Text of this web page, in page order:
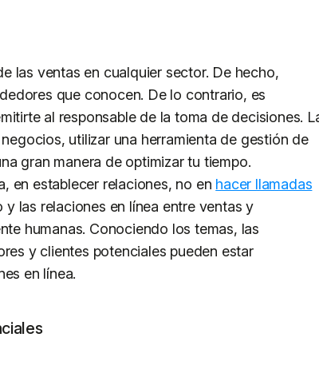
las ventas en cualquier sector. De hecho,
que conocen. De lo contrario, es
al responsable de la toma de decisiones.
utilizar una herramienta de gestión de
gran manera de optimizar tu tiempo.
en establecer relaciones, no en hacer llamadas
y las relaciones en línea entre ventas y
humanas. Conociendo los temas, las
y clientes potenciales pueden estar
en línea.